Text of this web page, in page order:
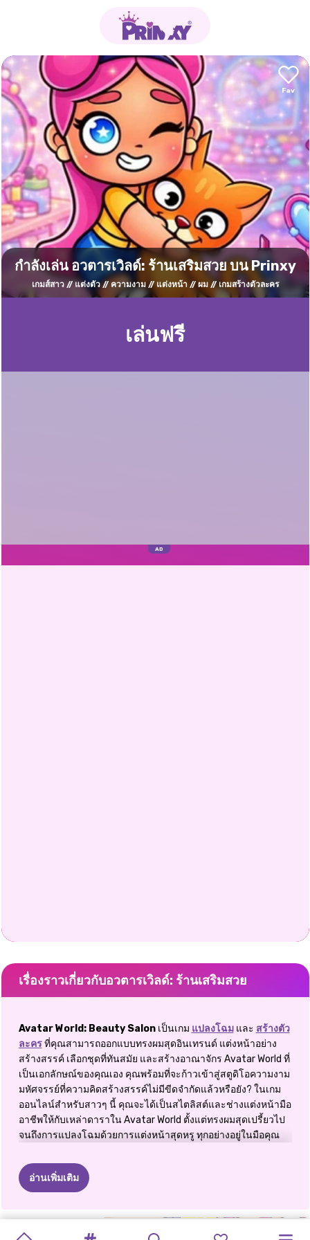
กำลังเล่น อวตารเวิลด์: ร้านเสริมสวย บน Prinxy
เกมส์สาว แต่งตัว ความงาม แต่งหน้า ผม เกมสร้างตัวละคร
เล่นฟรี
เรื่องราวเกี่ยวกับอวตารเวิลด์: ร้านเสริมสวย
Avatar World: Beauty Salonเป็นเกม แปลงโฉมและ สร้างตัว
ละครที่คุณสามารถออกแบบทรงผมสุดอินเทรนด์ แต่งหน้าอย่าง
สร้างสรรค์ เลือกชุดที่ทันสมัย และสร้างอาณาจักร Avatar World ที่
เป็นเอกลักษณ์ของคุณเอง คุณพร้อมที่จะก้าวเข้าสู่สตูดิโอความงาม
มหัศจรรย์ที่ความคิดสร้างสรรค์ไม่มีขีดจำกัดแล้วหรือยัง? ในเกม
ออนไลน์สำหรับสาวๆ นี้ คุณจะได้เป็นสไตลิสต์และช่างแต่งหน้ามือ
อาชีพให้กับเหล่าดาราใน Avatar World ตั้งแต่ทรงผมสุดเปรี้ยวไป
จนถึงการแปลงโฉมด้วยการแต่งหน้าสุดหรู ทุกอย่างอยู่ในมือคุณ
และได้เห็นตัวละครแต่ละตัวกลายเป็นไอคอนแฟชั่น
💇‍♀️ บริการทำผม – สไตล์ไร้ขีดจำกัด
อ่านเพิ่มเติม
ทรงผมสุดฮา โลกของ อวตารเวิลด์:
คู่รักอนิเมะ:
ผู้สร้างอวา
AVATAR ร้านเสริมสวย ทรงผมของ
MANGA ผู้สร้างอวตาร